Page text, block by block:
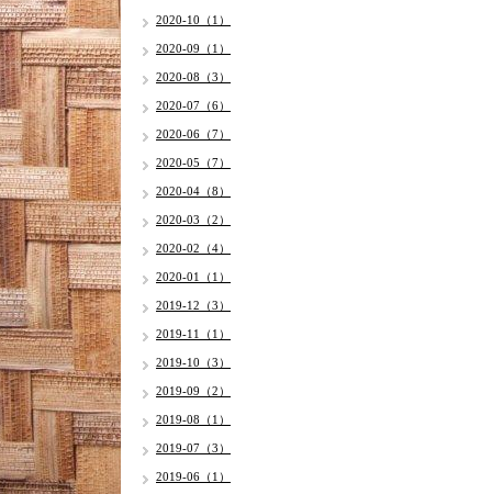
2020-10（1）
2020-09（1）
2020-08（3）
2020-07（6）
2020-06（7）
2020-05（7）
2020-04（8）
2020-03（2）
2020-02（4）
2020-01（1）
2019-12（3）
2019-11（1）
2019-10（3）
2019-09（2）
2019-08（1）
2019-07（3）
2019-06（1）